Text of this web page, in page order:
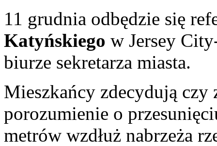
11 grudnia odbędzie się
Katyńskiego w Jersey
biurze sekretarza miasta.
Mieszkańcy zdecydują
porozumienie o
metrów wzdłuż nabrzeża